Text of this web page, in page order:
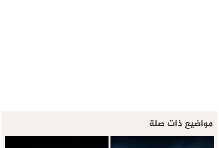
مواضيع ذات صلة